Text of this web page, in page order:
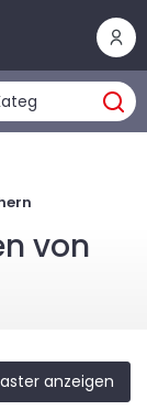
von
anzeigen